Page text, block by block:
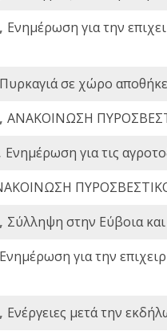
Ενημέρωση για την
Πυρκαγιά σε χώρο
ΑΝΑΚΟΙΝΩΣΗ
Ενημέρωση για τις
Σύλληψη στην Εύβοια
Ενημέρωση για την
Ενέργειες μετά την